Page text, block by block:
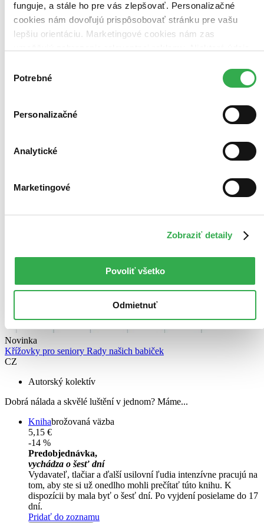
funguje, a stále ho pre vás zlepšovať. Personalizačné
cookies nám dovoľujú prispôsobovať stránku pre vašu
lepšiu orientáciu. Marketingové cookies nám zas
keby sme mohli používať všetky tieto cookies. Ďakujeme!
súhlasu
Potrebné
Personalizačné
Analytické
Marketingové
Zobraziť detaily
Povoliť všetko
Odmietnuť
Pridať do zoznamu
Vložiť do košíka
Novinka
Křížovky pro seniory Rady našich babiček
CZ
Autorský kolektív
Dobrá nálada a skvělé luštění v jednom? Máme...
Knihabrožovaná väzba
5,15 €
-14 %
Predobjednávka,
vychádza o šesť dní
Vydavateľ, tlačiar a ďalší usilovní ľudia intenzívne pracujú na
tom, aby ste si už onedlho mohli prečítať túto knihu. K
dispozícii by mala byť o šesť dní. Po vyjdení posielame do 17
dní.
Pridať do zoznamu